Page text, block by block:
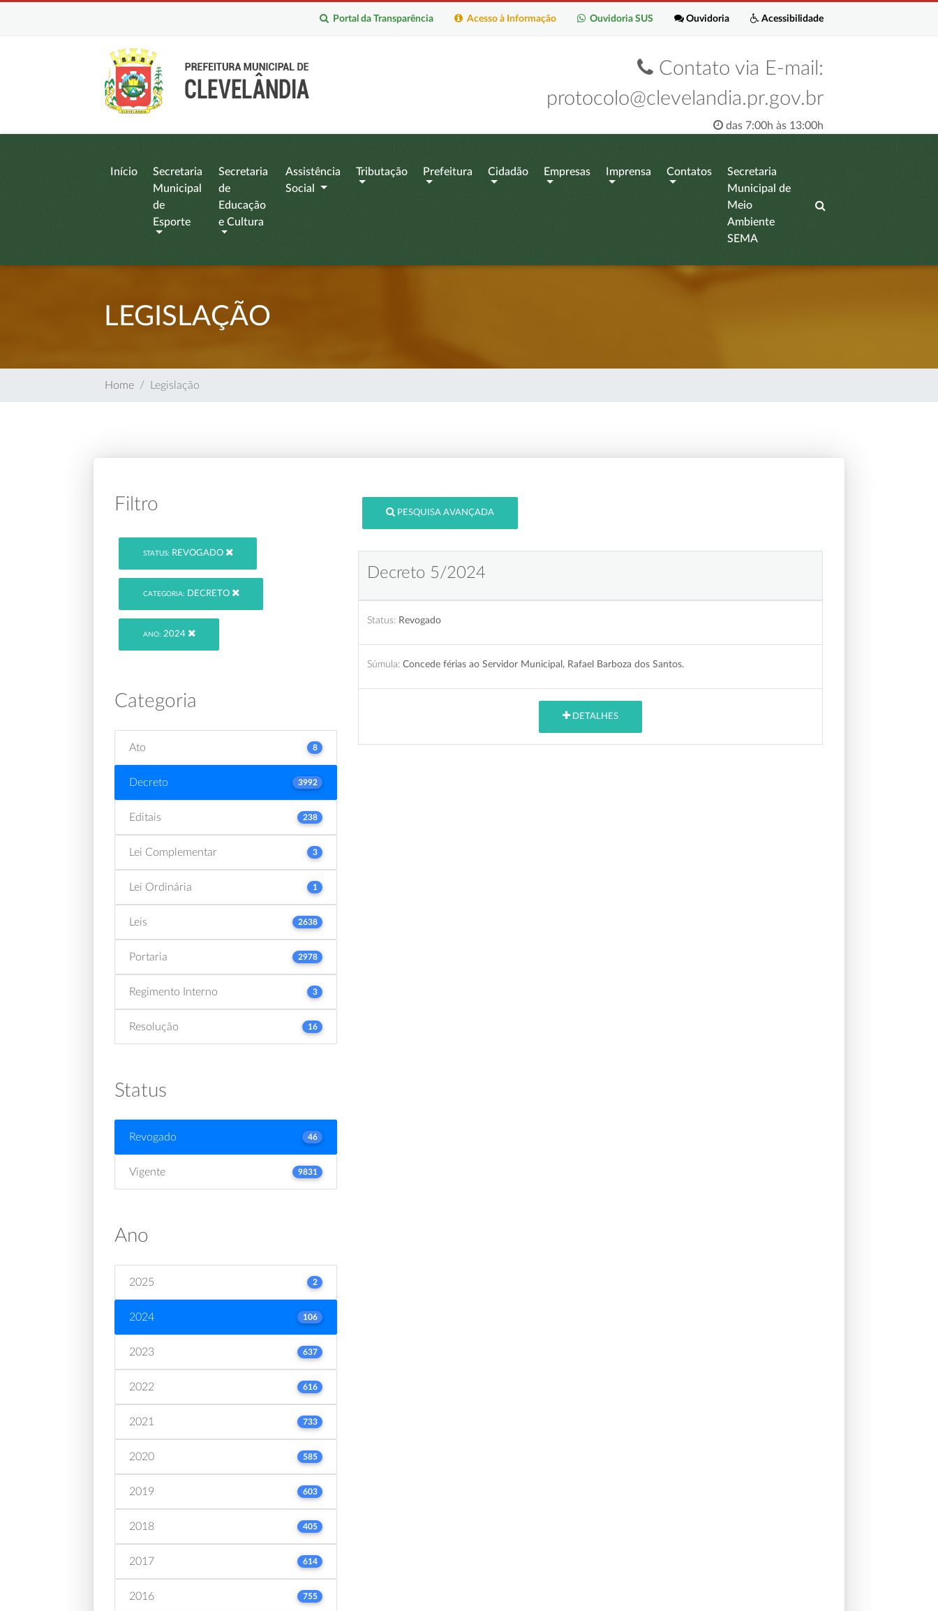
Acessibilidade
Ouvidoria
Ouvidoria SUS
Acesso à Informação
Portal da Transparência
Contato via E-mail:
protocolo@clevelandia.pr.gov.br
das 7:00h às 13:00h
Início
Secretaria
Municipal
de
Esporte
Secretaria
de
Educação
e Cultura
Assistência
Social
Tributação Prefeitura Cidadão Empresas Imprensa Contatos
Secretaria
Municipal de
Meio
Ambiente
SEMA
LEGISLAÇÃO
Home Legislação
Filtro
STATUS: REVOGADO
CATEGORIA: DECRETO
ANO: 2024
Categoria
Ato 8
Decreto 3992
Editais 238
Lei Complementar 3
Lei Ordinária 1
Leis 2638
Portaria 2978
Regimento Interno 3
Resolução 16
Status
Revogado 46
Vigente 9831
Ano
2025 2
2024 106
2023 637
2022 616
2021 733
2020 585
2019 603
2018 405
2017 614
2016 755
PESQUISA AVANÇADA
Decreto 5/2024
Status: Revogado
Súmula: Concede férias ao Servidor Municipal, Rafael Barboza dos Santos.
DETALHES